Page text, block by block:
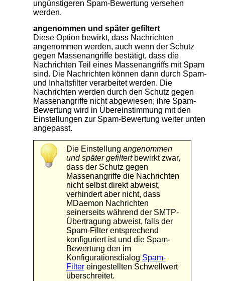
ungünstigeren Spam-Bewertung versehen
werden.
angenommen und später gefiltert
Diese Option bewirkt, dass Nachrichten
angenommen werden, auch wenn der Schutz
gegen Massenangriffe bestätigt, dass die
Nachrichten Teil eines Massenangriffs mit Spam
sind. Die Nachrichten können dann durch Spam-
und Inhaltsfilter verarbeitet werden. Die
Nachrichten werden durch den Schutz gegen
Massenangriffe nicht abgewiesen; ihre Spam-
Bewertung wird in Übereinstimmung mit den
Einstellungen zur Spam-Bewertung weiter unten
angepasst.
Die Einstellung angenommen
und später gefiltertbewirkt zwar,
dass der Schutz gegen
Massenangriffe die Nachrichten
nicht selbst direkt abweist,
verhindert aber nicht, dass
MDaemon Nachrichten
seinerseits während der SMTP-
Übertragung abweist, falls der
Spam-Filter entsprechend
konfiguriert ist und die Spam-
Bewertung den im
Konfigurationsdialog Spam-
Filter eingestellten Schwellwert
überschreitet.